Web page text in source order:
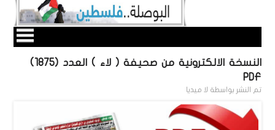
النسخة الالكترونية من صحيفة ( لاء ) العدد (1875)
PDF
تم النشر بواسطة لا ميديا